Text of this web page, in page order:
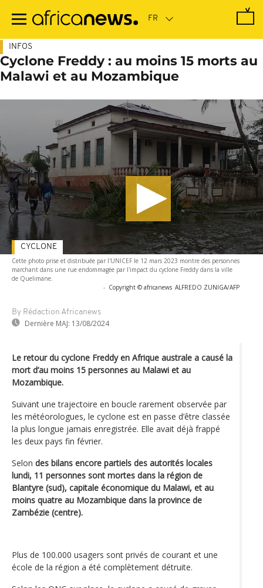
contenu
INFOS
Cyclone Freddy : au moins 15 morts au
Malawi et au Mozambique
Cette photo prise et distribuée par l'UNICEF le 12 mars 2023 montre des personnes
marchant dans une rue endommagée par l'impact du cyclone Freddy dans la ville
de Quelimane.
- Copyright © africanews ALFREDO ZUNIGA/AFP
By Rédaction Africanews
Dernière MAJ: 13/08/2024
CYCLONE
Le retour du cyclone Freddy en Afrique australe a causé la
mort d’au moins 15 personnes au Malawi et au
Mozambique.
Suivant une trajectoire en boucle rarement observée par
les météorologues, le cyclone est en passe d’être classée
la plus longue jamais enregistrée. Elle avait déjà frappé
les deux pays fin février.
Selon des bilans encore partiels des autorités locales
lundi, 11 personnes sont mortes dans la région de
Blantyre (sud), capitale économique du Malawi, et au
moins quatre au Mozambique dans la province de
Zambézie (centre).
Plus de 100.000 usagers sont privés de courant et une
école de la région a été complètement détruite.